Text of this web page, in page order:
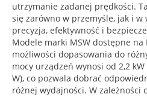
utrzymanie zadanej prędkości.
się zarówno w przemyśle, jak i w
precyzja, efektywność i
Modele marki MSW dostępne
możliwości dopasowania do
mocy urządzeń wynosi od 2,2 kW
W), co pozwala dobrać
różnej wydajności. W zależności